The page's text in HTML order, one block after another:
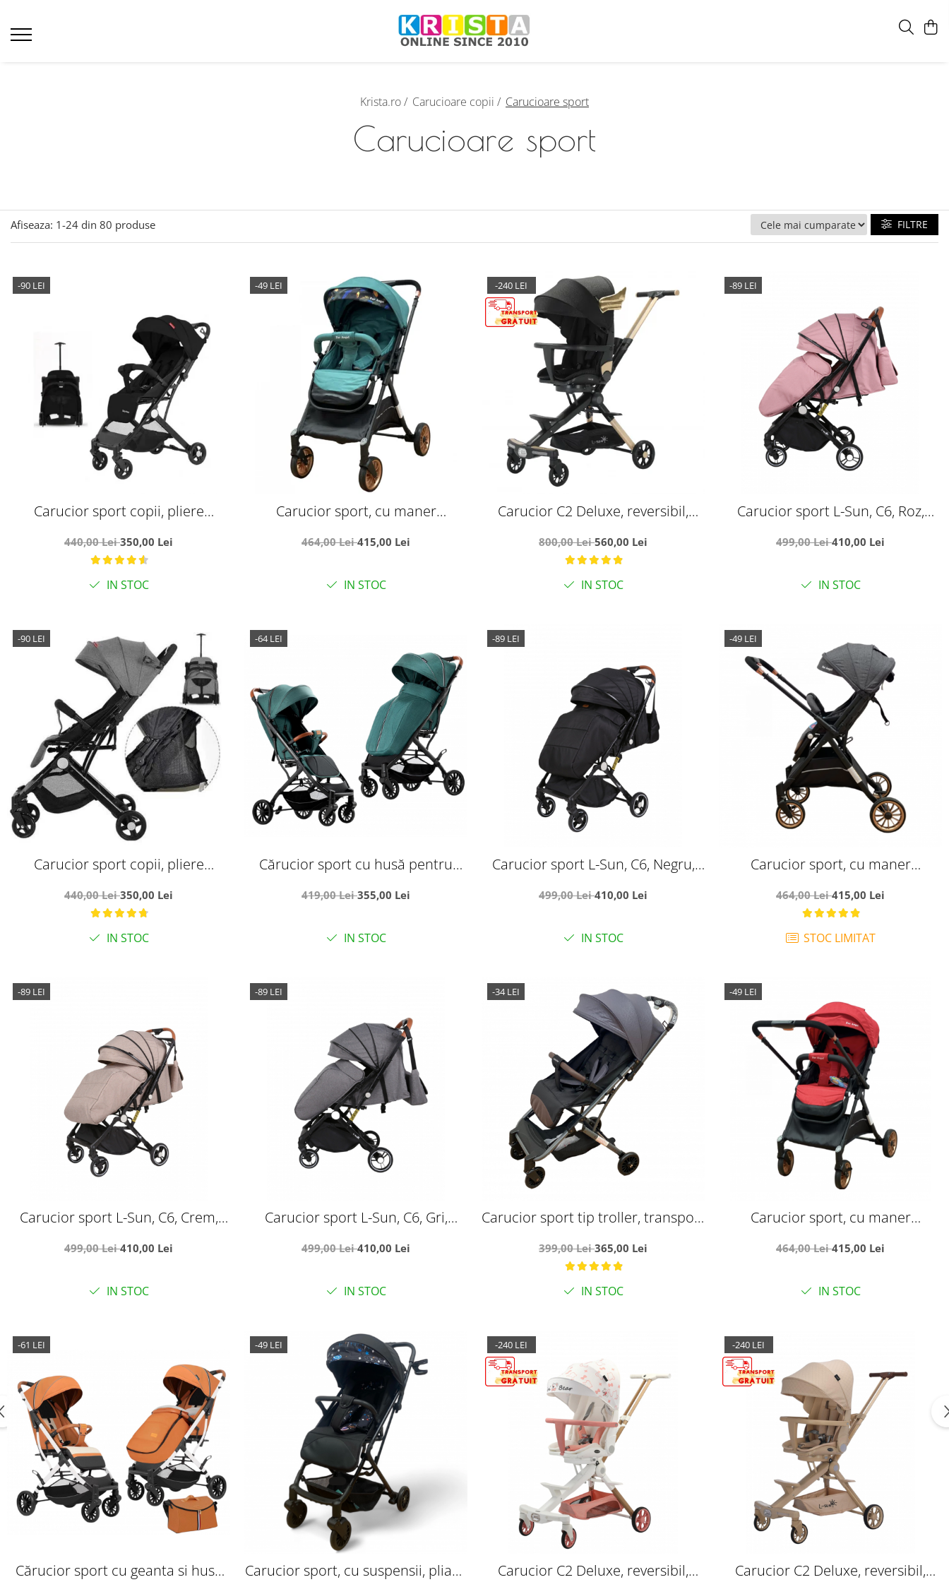
Krista.ro / Carucioare copii / Carucioare sport
Carucioare sport
Afiseaza: 1-24 din 80 produse FILTRE
-90 LEI
Carucior sport copii, pliere
troller, C8 negru
440,00 Lei350,00 Lei
IN STOC
-49 LEI
Carucior sport, cu maner
Angel, Verde
464,00 Lei415,00 Lei
IN STOC
-240 LEI
Carucior C2 Deluxe, reversibil,
cu flori
800,00 Lei560,00 Lei
IN STOC
-89 LEI
Carucior sport L-Sun, C6, Roz,
reversibil, husa de picioare si
499,00 Lei410,00 Lei
IN STOC
-90 LEI
Carucior sport copii, pliere
troller, C8 gri
440,00 Lei350,00 Lei
IN STOC
-64 LEI
Cărucior sport cu husă pentru
S1 verde
419,00 Lei355,00 Lei
IN STOC
-89 LEI
Carucior sport L-Sun, C6, Negru,
reversibil, husa de picioare si
499,00 Lei410,00 Lei
IN STOC
-49 LEI
Carucior sport, cu maner
Angel, Gri
464,00 Lei415,00 Lei
STOC LIMITAT
-89 LEI
Carucior sport L-Sun, C6, Crem,
reversibil, husa de picioare si
499,00 Lei410,00 Lei
IN STOC
-89 LEI
Carucior sport L-Sun, C6, Gri,
reversibil, husa de picioare si
499,00 Lei410,00 Lei
IN STOC
-34 LEI
Carucior sport tip troller, transport
399,00 Lei365,00 Lei
IN STOC
-49 LEI
Carucior sport, cu maner
Angel, Rosu
464,00 Lei415,00 Lei
IN STOC
-61 LEI
Cărucior sport cu geanta si husă
-49 LEI
Carucior sport, cu suspensii, pliabil
-240 LEI
Carucior C2 Deluxe, reversibil,
-240 LEI
Carucior C2 Deluxe, reversibil,